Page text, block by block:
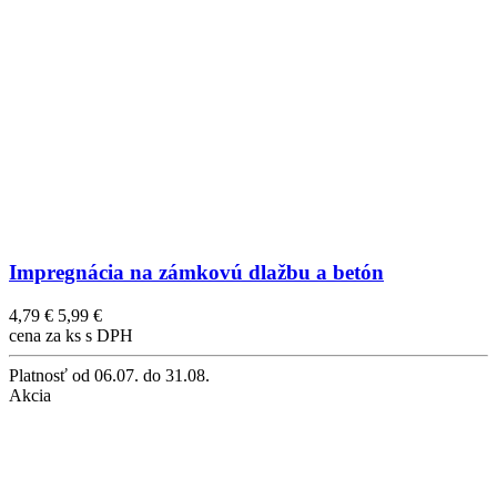
Impregnácia na zámkovú dlažbu a betón
4,79 € 5,99 €
cena za ks s DPH
Platnosť od 06.07. do 31.08.
Akcia